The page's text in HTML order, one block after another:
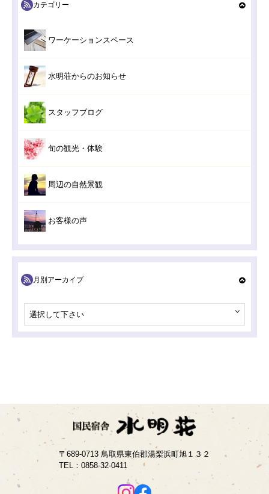
カテゴリー
ワーケーションスペース
水明荘からのお知らせ
スタッフブログ
旬の観光・体験
周辺の自然景観
お客様の声
月別アーカイブ
選択して下さい
〒689-0713 鳥取県東伯郡湯梨浜町旭１３２
TEL： 0858-32-0411